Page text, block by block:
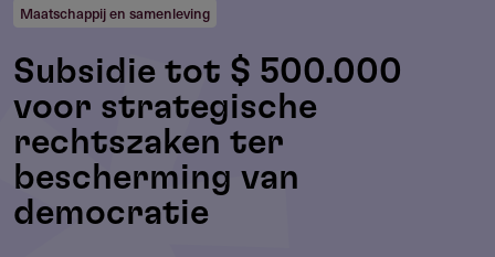
Maatschappij en samenleving
Subsidie tot $ 500.000
voor strategische
rechtszaken ter
bescherming van
democratie